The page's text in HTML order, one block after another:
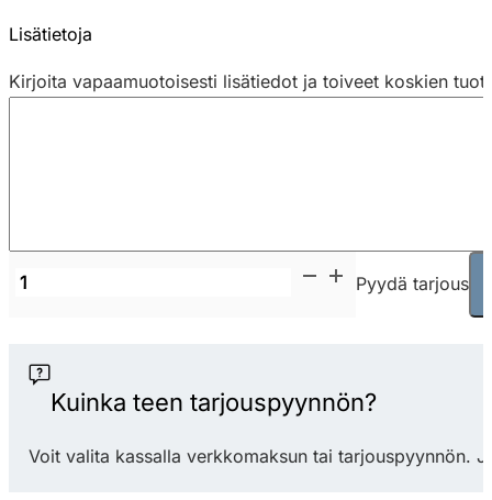
Lisätietoja
Kirjoita vapaamuotoisesti lisätiedot ja toiveet koskien
Softline
määrä
Pyydä tarjous
Kuinka teen tarjouspyynnön?
Voit valita kassalla verkkomaksun tai tarjouspyynnön.